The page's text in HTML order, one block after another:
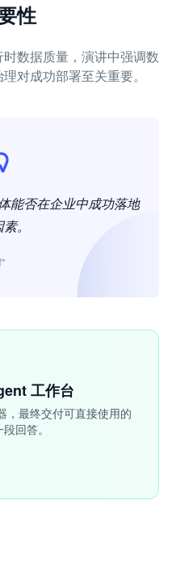
性
数据质量，演讲中强调数
对成功部署至关重要。
能否在企业中成功落地
。
工作台
，最终交付可直接使用的
回答。